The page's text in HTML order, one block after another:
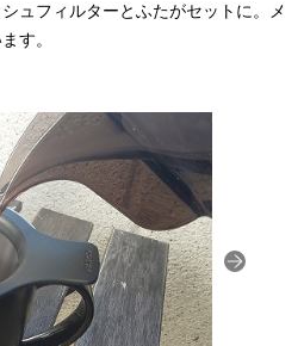
ュフィルターとふたがセットに。メ
す。